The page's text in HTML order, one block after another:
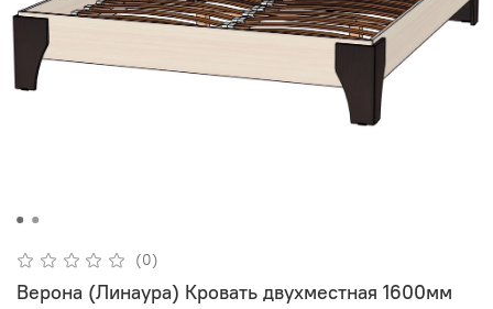
(0)
Верона (Линаура) Кровать двухместная 1600мм